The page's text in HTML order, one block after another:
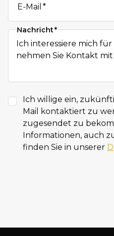
E-Mail
Nachricht
Ich willige ein,
Mail kontaktiert zu
zugesendet zu
Informationen, auch
finden Sie in unserer